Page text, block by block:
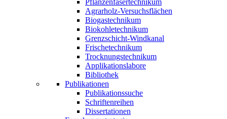
Pflanzenfasertechnikum
Agrarholz-Versuchsflächen
Biogastechnikum
Biokohletechnikum
Grenzschicht-Windkanal
Frischetechnikum
Trocknungstechnikum
Applikationslabore
Bibliothek
Publikationen
Publikationssuche
Schriftenreihen
Dissertationen